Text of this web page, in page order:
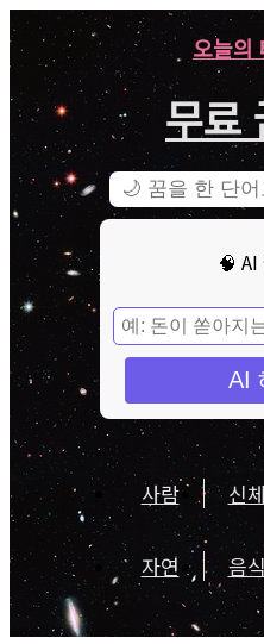
오늘의
무료
🧠 AI
AI
사람 신체
자연 음식